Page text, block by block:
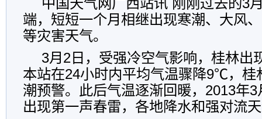
中国天气网广西站讯 刚刚过去的3
端，短短一个月相继出现寒潮、大风
等灾害天气。
3月2日，受强冷空气影响，桂林出
本站在24小时内平均气温骤降9℃，桂
潮预警。此后气温逐渐回暖，2013年
出现第一声春雷，各地降水和强对流